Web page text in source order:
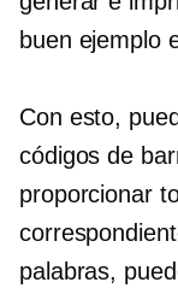
buen ejemplo
Con esto,
códigos de
proporcionar
palabras,